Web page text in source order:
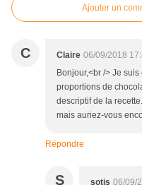
Ajouter un
C Claire 06/09/2018
Bonjour,<br /> Je
proportions de
descriptif de la
mais auriez-vous
Répondre
S sotis 06/09/